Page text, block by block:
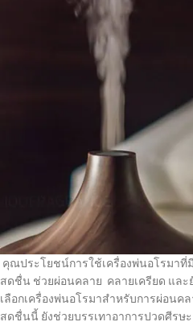
คุณประโยชน์การใช้เครื่องพ่นอโรมาที่มี
สดชื่น ช่วยผ่อนคลาย คลายเครียด แล
เลือกเครื่องพ่นอโรมาสำหรับการผ่อนค
สดชื่นนี้ ยังช่วยบรรเทาอาการปวดศีรษ